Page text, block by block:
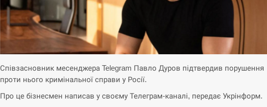
Співзасновник месенджера Telegram Павло Дуров підтвердив порушення
проти нього кримінальної справи у Росії.
Про це бізнесмен написав у своєму Телеграм-каналі, передає Укрінформ.